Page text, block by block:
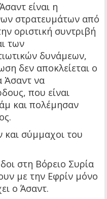
είναι η
στρατευμάτων από
οριστική συντριβή
των
δυνάμεων,
δεν αποκλείεται ο
Ἀσαντ να
που είναι
και πολέμησαν
και σύμμαχοι του
στη Βόρειο Συρία
με την Εφρίν μόνο
ο Άσαντ.